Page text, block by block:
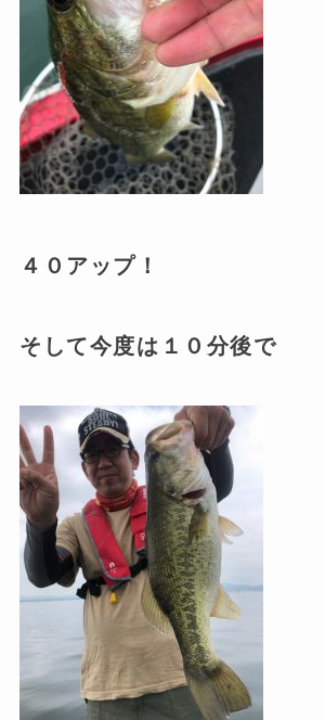
４０アップ！
そして今度は１０分後で